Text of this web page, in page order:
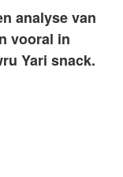
analyse van
vooral in
Yari snack.